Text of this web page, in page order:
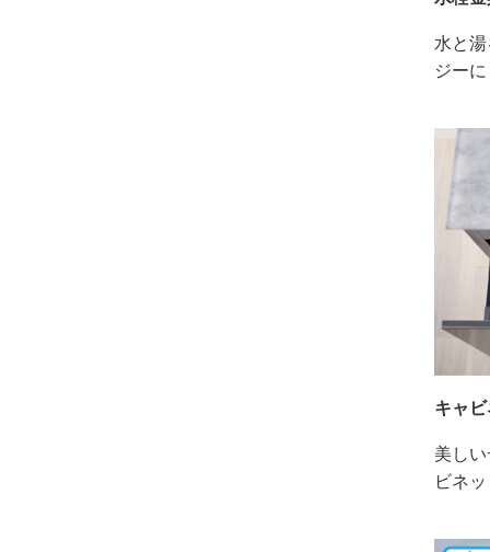
水と
ジー
キャ
美し
ビネ